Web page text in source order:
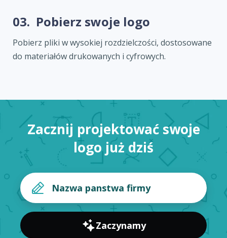
03. Pobierz swoje logo
Pobierz pliki w wysokiej rozdzielczości, dostosowane
do materiałów drukowanych i cyfrowych.
Zacznij projektować swoje
logo już dziś
Zaczynamy